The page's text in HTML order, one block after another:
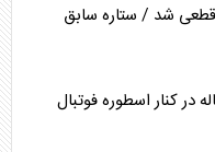
قطعی شد / ستاره سابق
مسی؛ پایان یک دوره ۳۰ ساله در کنار اسطوره فوتبال